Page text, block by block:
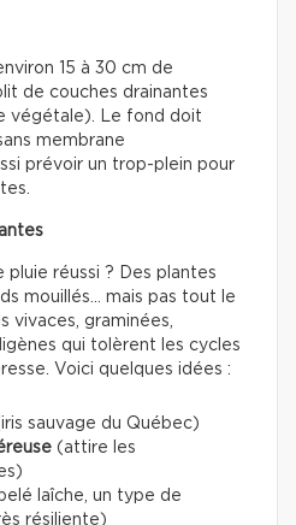
15 à 30 cm de
de couches drainantes
végétale). Le fond doit
membrane
prévoir un trop-plein pour
pluie réussi ? Des plantes
mouillés… mais pas tout le
vivaces, graminées,
qui tolèrent les cycles
Voici quelques idées :
sauvage du Québec)
(attire les
laîche, un type de
résiliente)